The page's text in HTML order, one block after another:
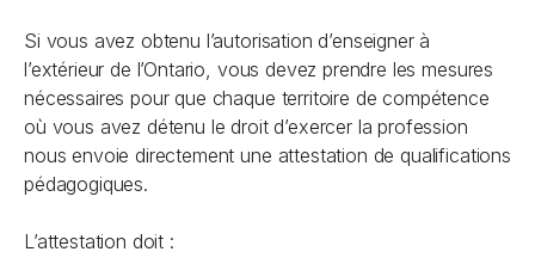
Si vous avez obtenu l’autorisation d’enseigner à
l’extérieur de l’Ontario, vous devez prendre les mesures
nécessaires pour que chaque territoire de compétence
où vous avez détenu le droit d’exercer la profession
nous envoie directement une attestation de qualifications
pédagogiques.
L’attestation doit :